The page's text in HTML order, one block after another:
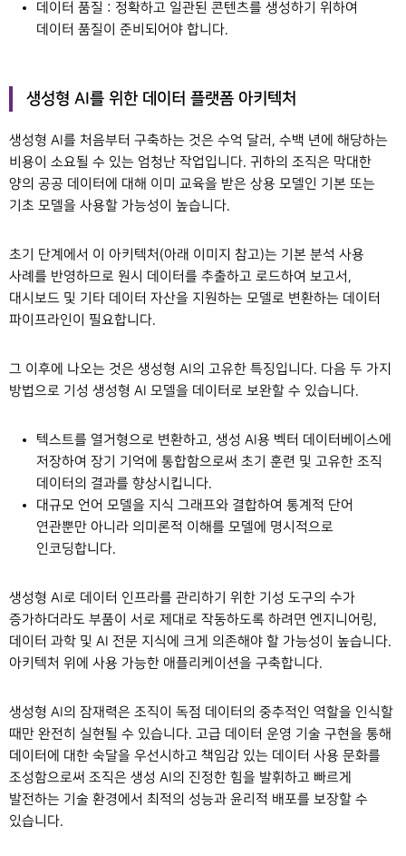
데이터 품질 : 정확하고 일관된 콘텐츠를 생성하기 위하여
데이터 품질이 준비되어야 합니다.
생성형 AI를 위한 데이터 플랫폼 아키텍처
생성형 AI를 처음부터 구축하는 것은 수억 달러, 수백 년에 해당하는
비용이 소요될 수 있는 엄청난 작업입니다. 귀하의 조직은 막대한
양의 공공 데이터에 대해 이미 교육을 받은 상용 모델인 기본 또는
기초 모델을 사용할 가능성이 높습니다.
초기 단계에서 이 아키텍처(아래 이미지 참고)는 기본 분석 사용
사례를 반영하므로 원시 데이터를 추출하고 로드하여 보고서,
대시보드 및 기타 데이터 자산을 지원하는 모델로 변환하는 데이터
파이프라인이 필요합니다.
그 이후에 나오는 것은 생성형 AI의 고유한 특징입니다. 다음 두 가지
방법으로 기성 생성형 AI 모델을 데이터로 보완할 수 있습니다.
텍스트를 열거형으로 변환하고, 생성 AI용 벡터 데이터베이스에
저장하여 장기 기억에 통합함으로써 초기 훈련 및 고유한 조직
데이터의 결과를 향상시킵니다.
대규모 언어 모델을 지식 그래프와 결합하여 통계적 단어
연관뿐만 아니라 의미론적 이해를 모델에 명시적으로
인코딩합니다.
생성형 AI로 데이터 인프라를 관리하기 위한 기성 도구의 수가
증가하더라도 부품이 서로 제대로 작동하도록 하려면 엔지니어링,
데이터 과학 및 AI 전문 지식에 크게 의존해야 할 가능성이 높습니다.
아키텍처 위에 사용 가능한 애플리케이션을 구축합니다.
생성형 AI의 잠재력은 조직이 독점 데이터의 중추적인 역할을 인식할
때만 완전히 실현될 수 있습니다. 고급 데이터 운영 기술 구현을 통해
데이터에 대한 숙달을 우선시하고 책임감 있는 데이터 사용 문화를
조성함으로써 조직은 생성 AI의 진정한 힘을 발휘하고 빠르게
발전하는 기술 환경에서 최적의 성능과 윤리적 배포를 보장할 수
있습니다.